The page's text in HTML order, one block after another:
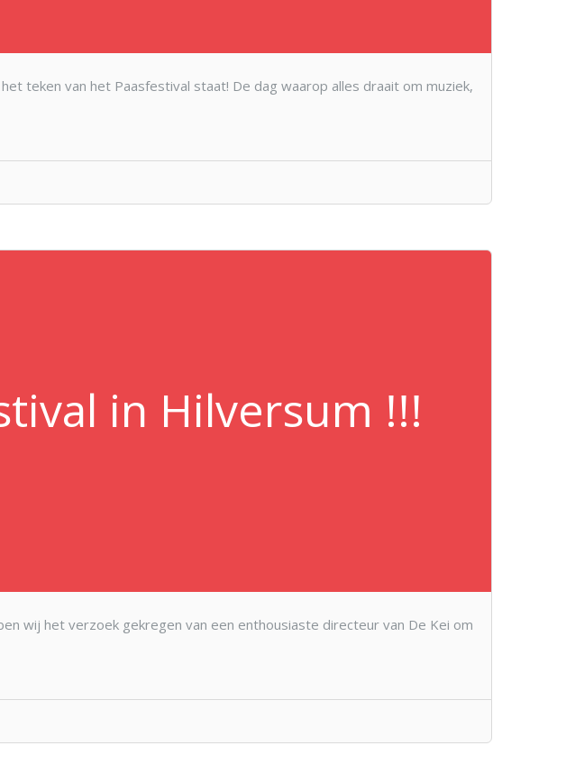
teken van het Paasfestival staat! De dag waarop alles draait om muziek,
in Hilversum !!!
wij het verzoek gekregen van een enthousiaste directeur van De Kei om